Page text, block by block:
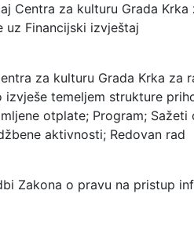
Centra za kulturu Grada Krka
uz Financijski izvještaj
za kulturu Grada Krka za
izvješe temeljem strukture
otplate; Program;
aktivnosti; Redovan rad
Zakona o pravu na pristup